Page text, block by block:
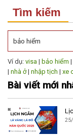
Tìm kiếm
Ví dụ: visa | bảo hiểm |
| nhà ở| nhập tịch | xe
Bài viết mới